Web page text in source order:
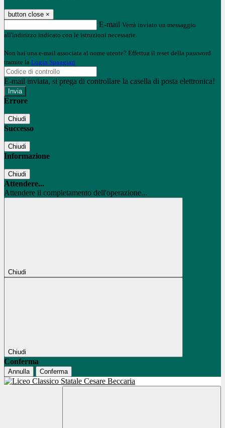
button close ×
E-mail Verrà inviato un messaggio
all'indirizzo indicato con le istruzioni necessarie.
Non hai una e-mail associata al nome utente? Effettua il reset della password
tramite la Login Spaggiari
E-mail inviata, si prega di controllare la casella di posta elettronica!
Errore
Chiudi
Successo
Chiudi
Informazione
Chiudi
Attendere...
Attendere il completamento dell'operazione...
Chiudi
Chiudi
Conferma
Annulla Conferma